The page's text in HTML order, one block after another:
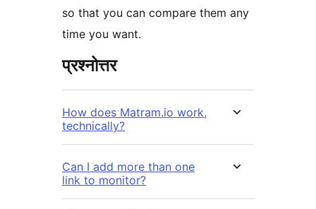
so that you can compare them any
time you want.
प्रश्नोत्तर
How does Matram.io work,
technically?
Can I add more than one
link to monitor?